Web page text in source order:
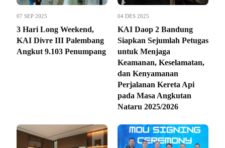
07 SEP 2025
3 Hari Long Weekend,
KAI Divre III Palembang
Angkut 9.103 Penumpang
04 DES 2025
KAI Daop 2 Bandung
Siapkan Sejumlah Petugas
untuk Menjaga
Keamanan, Keselamatan,
dan Kenyamanan
Perjalanan Kereta Api
pada Masa Angkutan
Nataru 2025/2026